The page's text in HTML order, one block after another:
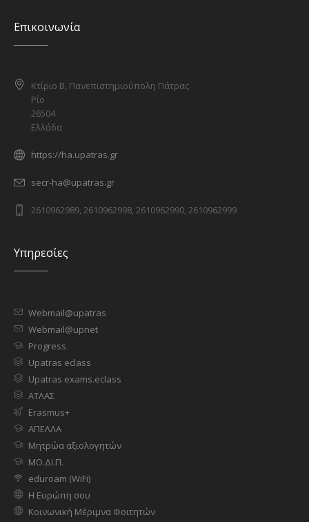
Επικοινωνία
Κτίριο Β, Πανεπιστημιούπολη Πάτρας
Ρίο
26504
Ελλάδα
https://ha.upatras.gr
secr-ha@upatras.gr
2610962989, 2610962998, 2610962990, 2610962999
Υπηρεσίες
Webmail@upatras
Webmail@upnet
Progress
Upatras eclass
Upatras exams.eclass
ΑΤΛΑΣ
Erasmus+
ΑΠΕΛΛΑ
Μητρώα αξιολογητών
ΜΟ.ΔΙ.Π.
eduroam (WiFi)
Η Ευρώπη σου
Κοινωνική Μέριμνα Φοιτητών